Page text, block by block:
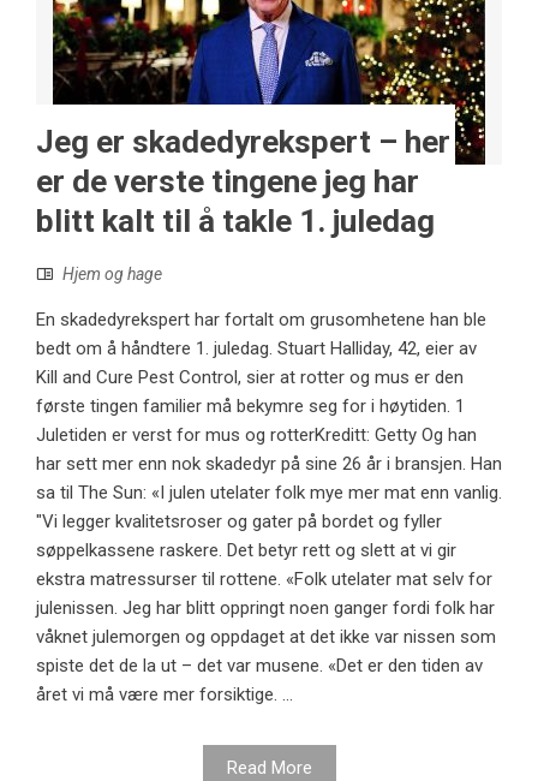
Jeg er skadedyrekspert – her
er de verste tingene jeg har
blitt kalt til å takle 1. juledag
Hjem og hage
En skadedyrekspert har fortalt om grusomhetene han ble
bedt om å håndtere 1. juledag. Stuart Halliday, 42, eier av
Kill and Cure Pest Control, sier at rotter og mus er den
første tingen familier må bekymre seg for i høytiden. 1
Juletiden er verst for mus og rotterKreditt: Getty Og han
har sett mer enn nok skadedyr på sine 26 år i bransjen. Han
sa til The Sun: «I julen utelater folk mye mer mat enn vanlig.
"Vi legger kvalitetsroser og gater på bordet og fyller
søppelkassene raskere. Det betyr rett og slett at vi gir
ekstra matressurser til rottene. «Folk utelater mat selv for
julenissen. Jeg har blitt oppringt noen ganger fordi folk har
våknet julemorgen og oppdaget at det ikke var nissen som
spiste det de la ut – det var musene. «Det er den tiden av
året vi må være mer forsiktige. ...
Read More